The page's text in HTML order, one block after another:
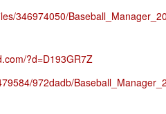
346974050/
?d=D193GR7Z
972dadb/